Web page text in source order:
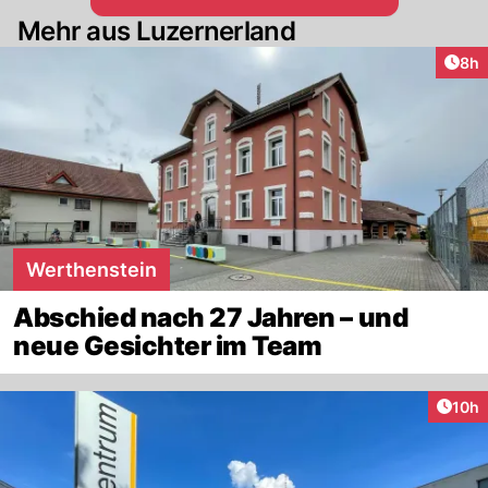
Mehr aus Luzernerland
8h
Werthenstein
Abschied nach 27 Jahren – und
neue Gesichter im Team
10h